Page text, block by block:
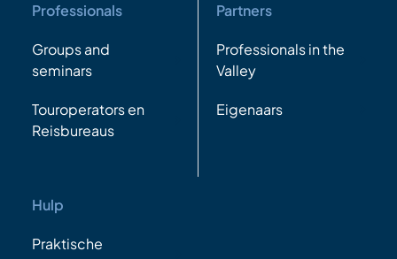
Professionals
Groups and
seminars
Touroperators en
Reisbureaus
Partners
Professionals in the
Valley
Eigenaars
Hulp
Praktische